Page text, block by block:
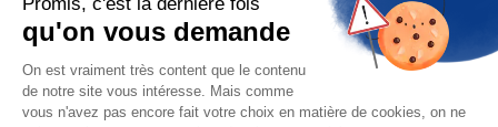
EN SAVOIR PLUS